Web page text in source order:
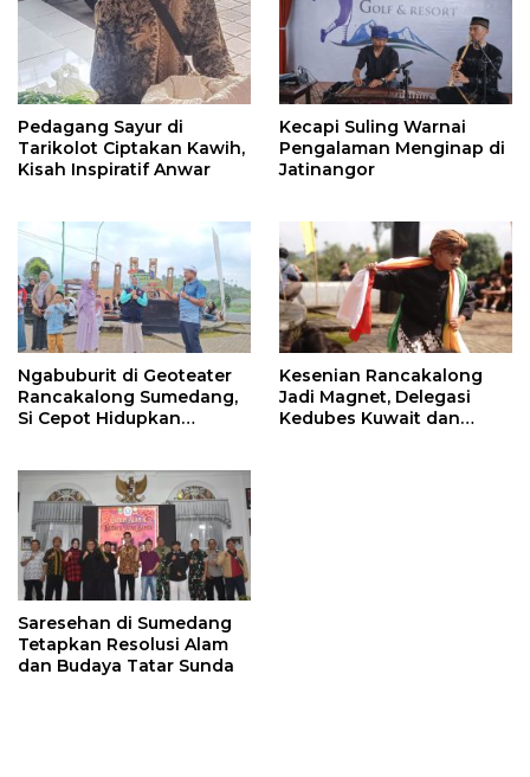
Pedagang Sayur di
Tarikolot Ciptakan Kawih,
Kisah Inspiratif Anwar
Kecapi Suling Warnai
Pengalaman Menginap di
Jatinangor
Ngabuburit di Geoteater
Rancakalong Sumedang,
Si Cepot Hidupkan
Kesenian Rancakalong
Jadi Magnet, Delegasi
Kedubes Kuwait dan
Saresehan di Sumedang
Tetapkan Resolusi Alam
dan Budaya Tatar Sunda